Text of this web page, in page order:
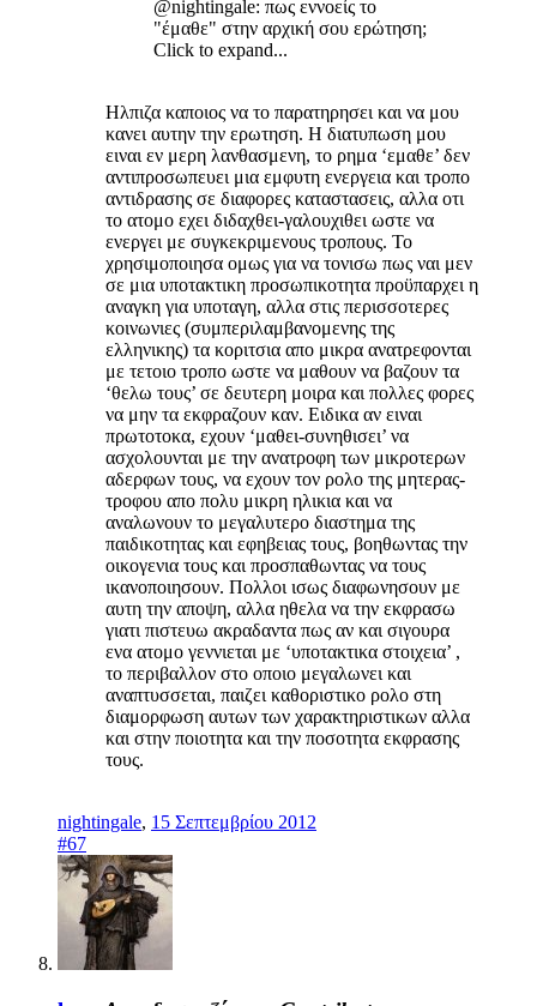
@nightingale: πως εννοείς το
"έμαθε" στην αρχική σου ερώτηση;
Click to expand...
Hλπιζα καποιος να το παρατηρησει και να μου
κανει αυτην την ερωτηση. Η διατυπωση μου
ειναι εν μερη λανθασμενη, το ρημα ‘εμαθε’ δεν
αντιπροσωπευει μια εμφυτη ενεργεια και τροπο
αντιδρασης σε διαφορες καταστασεις, αλλα οτι
το ατομο εχει διδαχθει-γαλουχιθει ωστε να
ενεργει με συγκεκριμενους τροπους. Το
χρησιμοποιησα ομως για να τονισω πως ναι μεν
σε μια υποτακτικη προσωπικοτητα προϋπαρχει η
αναγκη για υποταγη, αλλα στις περισσοτερες
κοινωνιες (συμπεριλαμβανομενης της
ελληνικης) τα κοριτσια απο μικρα ανατρεφονται
με τετοιο τροπο ωστε να μαθουν να βαζουν τα
‘θελω τους’ σε δευτερη μοιρα και πολλες φορες
να μην τα εκφραζουν καν. Ειδικα αν ειναι
πρωτοτοκα, εχουν ‘μαθει-συνηθισει’ να
ασχολουνται με την ανατροφη των μικροτερων
αδερφων τους, να εχουν τον ρολο της μητερας-
τροφου απο πολυ μικρη ηλικια και να
αναλωνουν το μεγαλυτερο διαστημα της
παιδικοτητας και εφηβειας τους, βοηθωντας την
οικογενια τους και προσπαθωντας να τους
ικανοποιησουν. Πολλοι ισως διαφωνησουν με
αυτη την αποψη, αλλα ηθελα να την εκφρασω
γιατι πιστευω ακραδαντα πως αν και σιγουρα
ενα ατομο γεννιεται με ‘υποτακτικα στοιχεια’ ,
το περιβαλλον στο οποιο μεγαλωνει και
αναπτυσσεται, παιζει καθοριστικο ρολο στη
διαμορφωση αυτων των χαρακτηριστικων αλλα
και στην ποιοτητα και την ποσοτητα εκφρασης
τους.
nightingale, 15 Σεπτεμβρίου 2012
#67